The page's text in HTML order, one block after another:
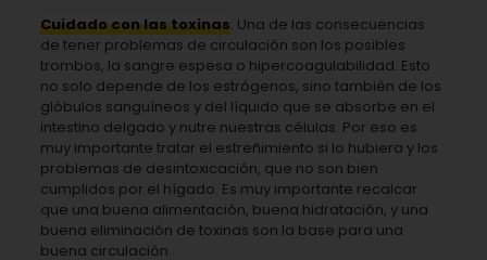
Cuidado con las toxinas: Una de las consecuencias
de tener problemas de circulación son los posibles
trombos, la sangre espesa o hipercoagulabilidad. Esto
no solo depende de los estrógenos, sino también de los
glóbulos sanguíneos y del líquido que se absorbe en el
intestino delgado y nutre nuestras células. Por eso es
muy importante tratar el estreñimiento si lo hubiera y los
problemas de desintoxicación, que no son bien
cumplidos por el hígado. Es muy importante recalcar
que una buena alimentación, buena hidratación, y una
buena eliminación de toxinas son la base para una
buena circulación.